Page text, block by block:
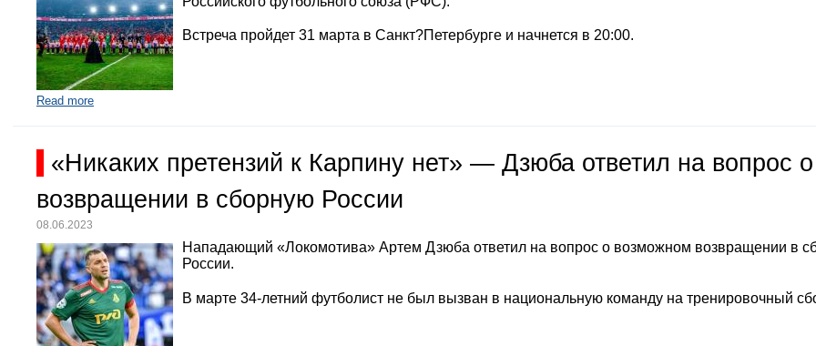
Встреча пройдет 31 марта в Санкт?Петербурге и начнется в 20:00.
Read more
«Никаких претензий к Карпину нет» — Дзюба ответил на вопрос о
возвращении в сборную России
08.06.2023
Нападающий «Локомотива» Артем Дзюба ответил на вопрос о возможном возвращении в
России.
В марте 34-летний футболист не был вызван в национальную команду на тренировочный